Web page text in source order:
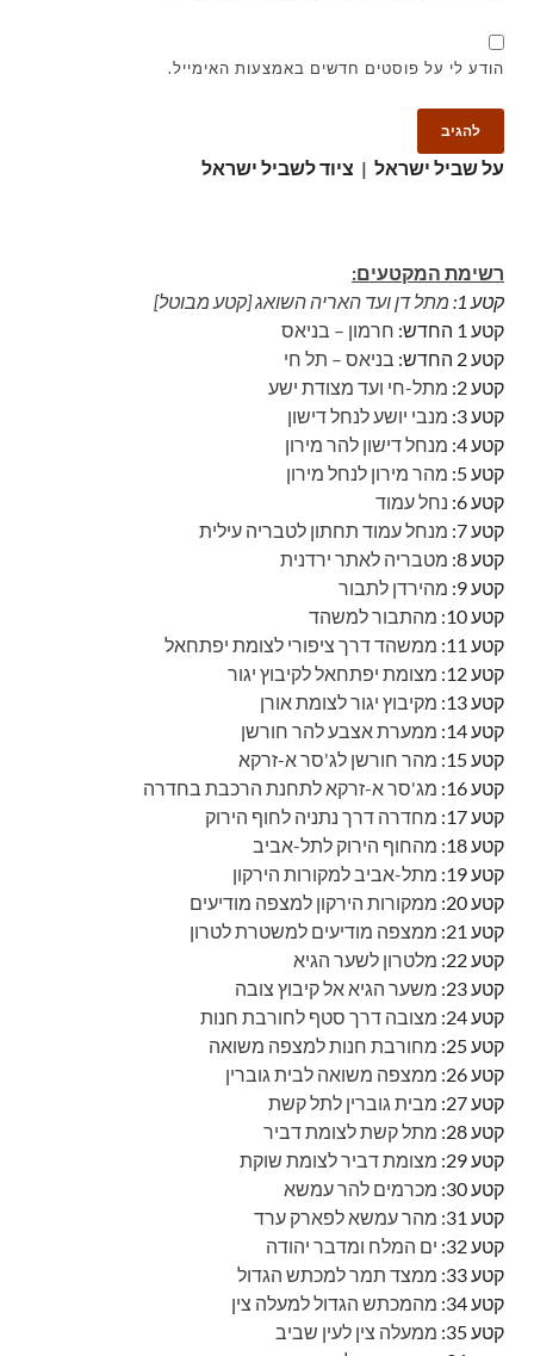
הודע לי על פוסטים חדשים באמצעות האימייל.
על שביל ישראל | ציוד לשביל ישראל
רשימת המקטעים:
קטע 1:
מתל דן ועד האריה השואג [קטע מבוטל]
קטע 1 החדש:
חרמון – בניאס
קטע 2 החדש:
בניאס – תל חי
קטע 2:
מתל-חי ועד מצודת ישע
קטע 3:
מנבי יושע לנחל דישון
קטע 4:
מנחל דישון להר מירון
קטע 5:
מהר מירון לנחל מירון
קטע 6:
נחל עמוד
קטע 7:
מנחל עמוד תחתון לטבריה עילית
קטע 8:
מטבריה לאתר ירדנית
קטע 9:
מהירדן לתבור
קטע 10:
מהתבור למשהד
קטע 11:
ממשהד דרך ציפורי לצומת יפתחאל
קטע 12:
מצומת יפתחאל לקיבוץ יגור
קטע 13:
מקיבוץ יגור לצומת אורן
קטע 14:
ממערת אצבע להר חורשן
קטע 15:
מהר חורשן לג'סר א-זרקא
קטע 16:
מג'סר א-זרקא לתחנת הרכבת בחדרה
קטע 17:
מחדרה דרך נתניה לחוף הירוק
קטע 18:
מהחוף הירוק לתל-אביב
קטע 19:
מתל-אביב למקורות הירקון
קטע 20:
ממקורות הירקון למצפה מודיעים
קטע 21:
ממצפה מודיעים למשטרת לטרון
קטע 22:
מלטרון לשער הגיא
קטע 23:
משער הגיא אל קיבוץ צובה
קטע 24:
מצובה דרך סטף לחורבת חנות
קטע 25:
מחורבת חנות למצפה משואה
קטע 26:
ממצפה משואה לבית גוברין
קטע 27:
מבית גוברין לתל קשת
קטע 28:
מתל קשת לצומת דביר
קטע 29:
מצומת דביר לצומת שוקת
קטע 30:
מכרמים להר עמשא
קטע 31:
מהר עמשא לפארק ערד
קטע 32:
ים המלח ומדבר יהודה
קטע 33:
ממצד תמר למכתש הגדול
קטע 34:
מהמכתש הגדול למעלה צין
קטע 35:
ממעלה צין לעין שביב